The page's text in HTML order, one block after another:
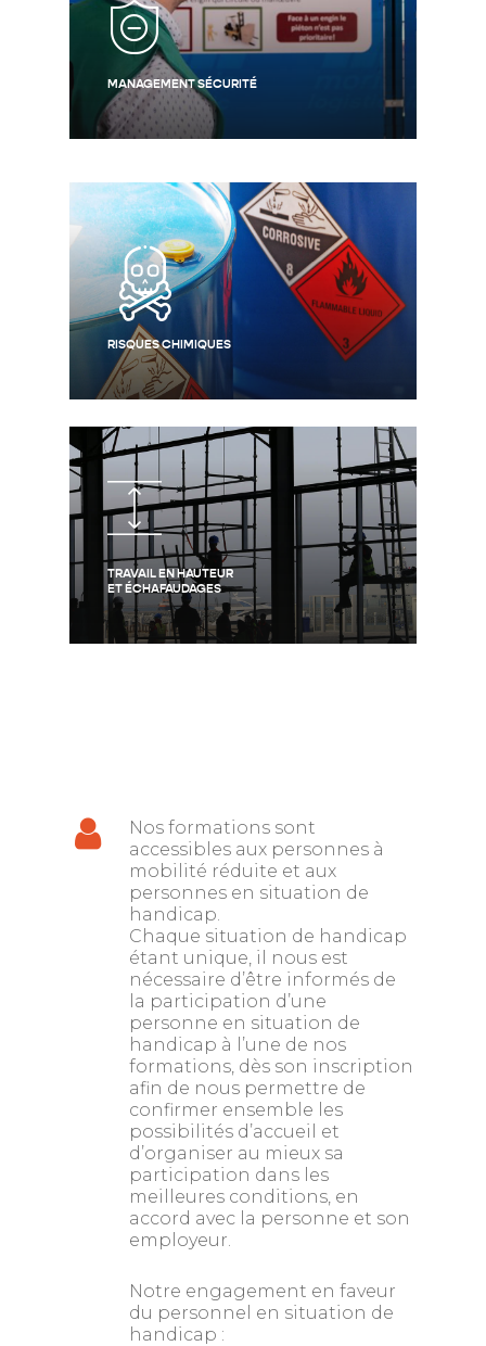
MANAGEMENT SÉCURITÉ
RISQUES CHIMIQUES
TRAVAIL EN HAUTEUR
ET ÉCHAFAUDAGES
Nos formations sont
accessibles aux personnes à
mobilité réduite et aux
personnes en situation de
handicap.
Chaque situation de handicap
étant unique, il nous est
nécessaire d’être informés de
la participation d’une
personne en situation de
handicap à l’une de nos
formations, dès son inscription
afin de nous permettre de
confirmer ensemble les
possibilités d’accueil et
d’organiser au mieux sa
participation dans les
meilleures conditions, en
accord avec la personne et son
employeur.
Notre engagement en faveur
du personnel en situation de
handicap :